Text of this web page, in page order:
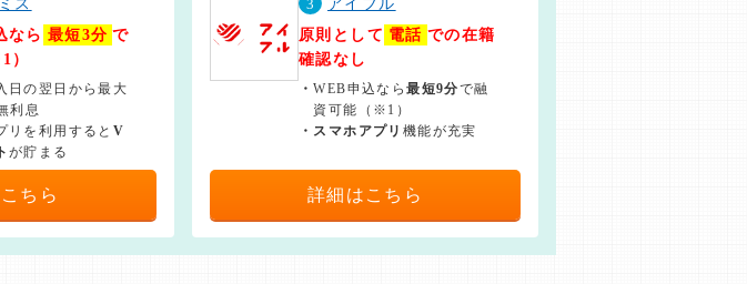
ス
なら 最短3分 で
）
日の翌日から最大
利息
リを利用すると V
が貯まる
ちら
3
アイフル
原則として 電話 での在籍
確認なし
・WEB申込なら最短9分で融
資可能（※1）
・ スマホアプリ 機能が充実
詳細はこちら